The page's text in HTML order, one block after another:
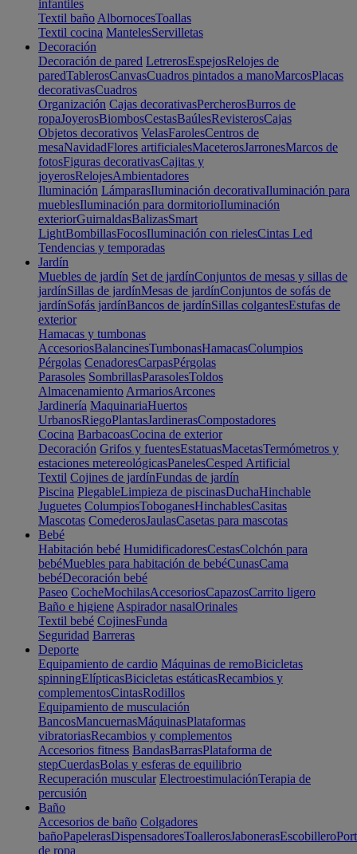
infantiles
Textil baño AlbornocesToallas
Textil cocina MantelesServilletas
Decoración
Decoración de pared LetrerosEspejosRelojes de
paredTablerosCanvasCuadros pintados a manoMarcosPlacas
decorativasCuadros
Organización Cajas decorativasPercherosBurros de
ropaJoyerosBiombosCestasBaúlesRevisterosCajas
Objetos decorativos VelasFarolesCentros de
mesaNavidadFlores artificialesMaceterosJarronesMarcos de
fotosFiguras decorativasCajitas y
joyerosRelojesAmbientadores
Iluminación LámparasIluminación decorativaIluminación para
mueblesIluminación para dormitorioIluminación
exteriorGuirnaldasBalizasSmart
LightBombillasFocosIluminación con rielesCintas Led
Tendencias y temporadas
Jardín
Muebles de jardín Set de jardínConjuntos de mesas y sillas de
jardínSillas de jardínMesas de jardínConjuntos de sofás de
jardínSofás jardínBancos de jardínSillas colgantesEstufas de
exterior
Hamacas y tumbonas
AccesoriosBalancinesTumbonasHamacasColumpios
Pérgolas CenadoresCarpasPérgolas
Parasoles SombrillasParasolesToldos
Almacenamiento ArmariosArcones
Jardinería MaquinariaHuertos
UrbanosRiegoPlantasJardinerasCompostadores
Cocina BarbacoasCocina de exterior
Decoración Grifos y fuentesEstatuasMacetasTermómetros y
estaciones metereológicasPanelesCesped Artificial
Textil Cojines de jardínFundas de jardín
Piscina PlegableLimpieza de piscinasDuchaHinchable
Juguetes ColumpiosToboganesHinchablesCasitas
Mascotas ComederosJaulasCasetas para mascotas
Bebé
Habitación bebé HumidificadoresCestasColchón para
bebéMuebles para habitación de bebéCunasCama
bebéDecoración bebé
Paseo CocheMochilasAccesoriosCapazosCarrito ligero
Baño e higiene Aspirador nasalOrinales
Textil bebé CojinesFunda
Seguridad Barreras
Deporte
Equipamiento de cardio Máquinas de remoBicicletas
spinningElípticasBicicletas estáticasRecambios y
complementosCintasRodillos
Equipamiento de musculación
BancosMancuernasMáquinasPlataformas
vibratoriasRecambios y complementos
Accesorios fitness BandasBarrasPlataforma de
stepCuerdasBolas y esferas de equilibrio
Recuperación muscular ElectroestimulaciónTerapia de
percusión
Baño
Accesorios de baño Colgadores
bañoPapelerasDispensadoresToallerosJabonerasEscobillero
de ropa